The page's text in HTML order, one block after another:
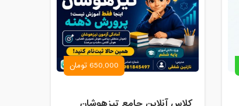
650,000 تومان